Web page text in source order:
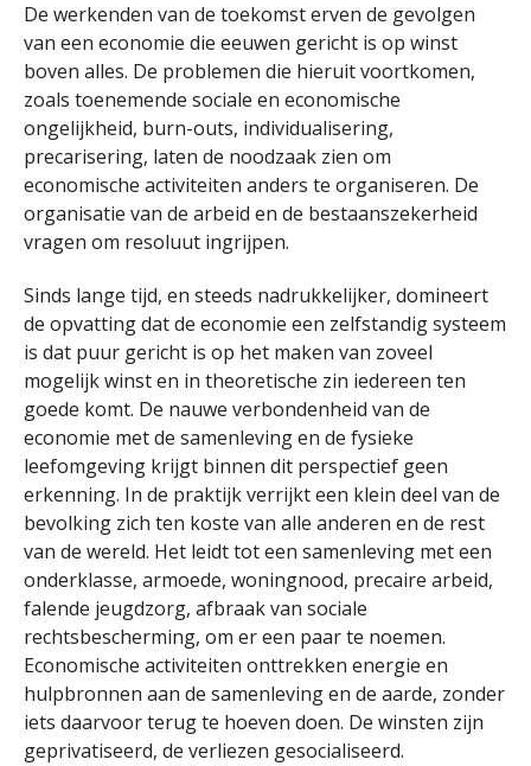
De werkenden van de toekomst erven de gevolgen
van een economie die eeuwen gericht is op winst
boven alles. De problemen die hieruit voortkomen,
zoals toenemende sociale en economische
ongelijkheid, burn-outs, individualisering,
precarisering, laten de noodzaak zien om
economische activiteiten anders te organiseren. De
organisatie van de arbeid en de bestaanszekerheid
vragen om resoluut ingrijpen.
Sinds lange tijd, en steeds nadrukkelijker, domineert
de opvatting dat de economie een zelfstandig systeem
is dat puur gericht is op het maken van zoveel
mogelijk winst en in theoretische zin iedereen ten
goede komt. De nauwe verbondenheid van de
economie met de samenleving en de fysieke
leefomgeving krijgt binnen dit perspectief geen
erkenning. In de praktijk verrijkt een klein deel van de
bevolking zich ten koste van alle anderen en de rest
van de wereld. Het leidt tot een samenleving met een
onderklasse, armoede, woningnood, precaire arbeid,
falende jeugdzorg, afbraak van sociale
rechtsbescherming, om er een paar te noemen.
Economische activiteiten onttrekken energie en
hulpbronnen aan de samenleving en de aarde, zonder
iets daarvoor terug te hoeven doen. De winsten zijn
geprivatiseerd, de verliezen gesocialiseerd.